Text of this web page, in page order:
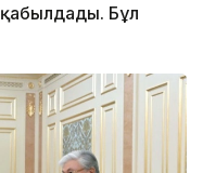
қабылдады. Бұл